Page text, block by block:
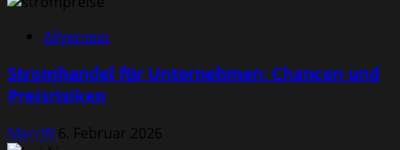
Allgemein
Stromhandel für Unternehmen: Chancen und
Preisrisiken
MarcW 6. Februar 2026